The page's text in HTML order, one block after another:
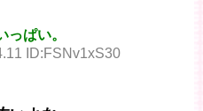
っぱい。
ID:FSNv1xS30